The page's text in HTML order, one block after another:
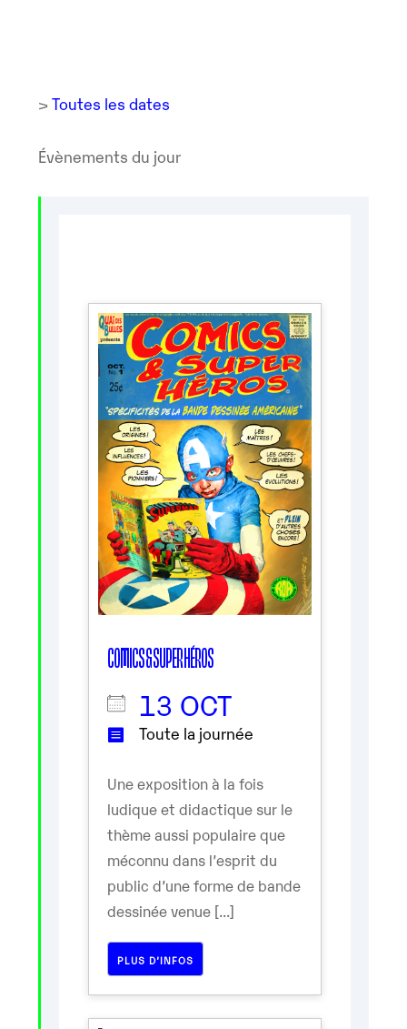
> Toutes les dates
Évènements du jour
COMICS & SUPER HÉROS
13 OCT
Toute la journée
Une exposition à la fois
ludique et didactique sur le
thème aussi populaire que
méconnu dans l’esprit du
public d’une forme de bande
dessinée venue [...]
PLUS D’INFOS